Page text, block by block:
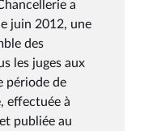
a
juin 2012, une
des
les juges aux
période de
effectuée à
publiée au